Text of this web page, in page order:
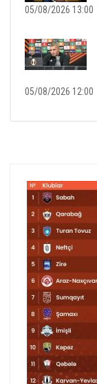
05/08/2026 13:00
05/08/2026 12:00